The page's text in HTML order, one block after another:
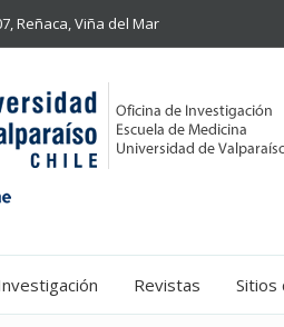
Reñaca, Viña del Mar
Revistas Sitios